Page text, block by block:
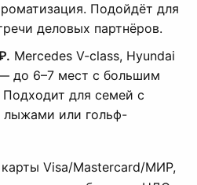
Подойдёт для
деловых партнёров.
Mercedes V-class, Hyundai
до 6–7 мест с большим
для семей с
лыжами или гольф-
Visa/Mastercard/МИР,